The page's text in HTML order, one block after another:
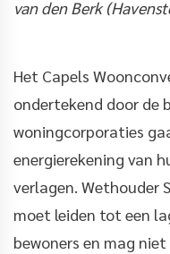
van den Berk
Het Capels
ondertekend door de
woningcorporaties
energierekening van
verlagen. Wethouder
moet leiden tot een
bewoners en mag